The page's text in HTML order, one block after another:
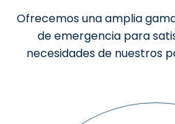
Ofrecemos una amplia
de emergencia para
necesidades de nuestros